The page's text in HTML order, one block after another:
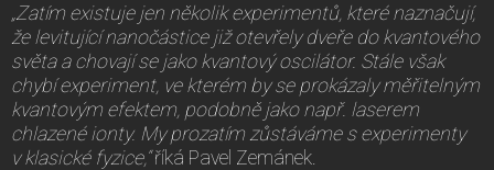
„Zatím existuje jen několik experimentů, které naznačují,
že levitující nanočástice již otevřely dveře do kvantového
světa a chovají se jako kvantový oscilátor. Stále však
chybí experiment, ve kterém by se prokázaly měřitelným
kvantovým efektem, podobně jako např. laserem
chlazené ionty. My prozatím zůstáváme s experimenty
v klasické fyzice,“říká Pavel Zemánek.